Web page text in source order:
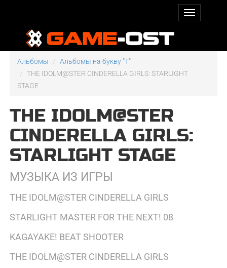
Альбомы
Альбомы на букву "T"
THE IDOLM@STER CINDERELLA GIRLS: STARLIGHT
STAGE
THE IDOLM@STER
CINDERELLA GIRLS:
STARLIGHT STAGE
МУЗЫКА ИЗ ИГРЫ
THE IDOLM@STER CINDERELLA GIRLS
STARLIGHT MASTER FOR THE NEXT! 08
KAGAYAKE! BEAT SHOOTER
THE IDOLM@STER CINDERELLA GIRLS